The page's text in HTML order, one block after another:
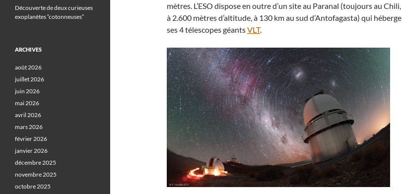
mètres. L’ESO dispose en outre d’un site au Paranal (toujours au Chili,
à 2.600 mètres d’altitude, à 130 km au sud d’Antofagasta) qui héberge
ses 4 télescopes géantsVLT.
Découverte de deux curieuses
exoplanètes “cotonneuses”
ARCHIVES
août 2026
juillet 2026
juin 2026
mai 2026
avril 2026
mars 2026
février 2026
janvier 2026
décembre 2025
novembre 2025
octobre 2025